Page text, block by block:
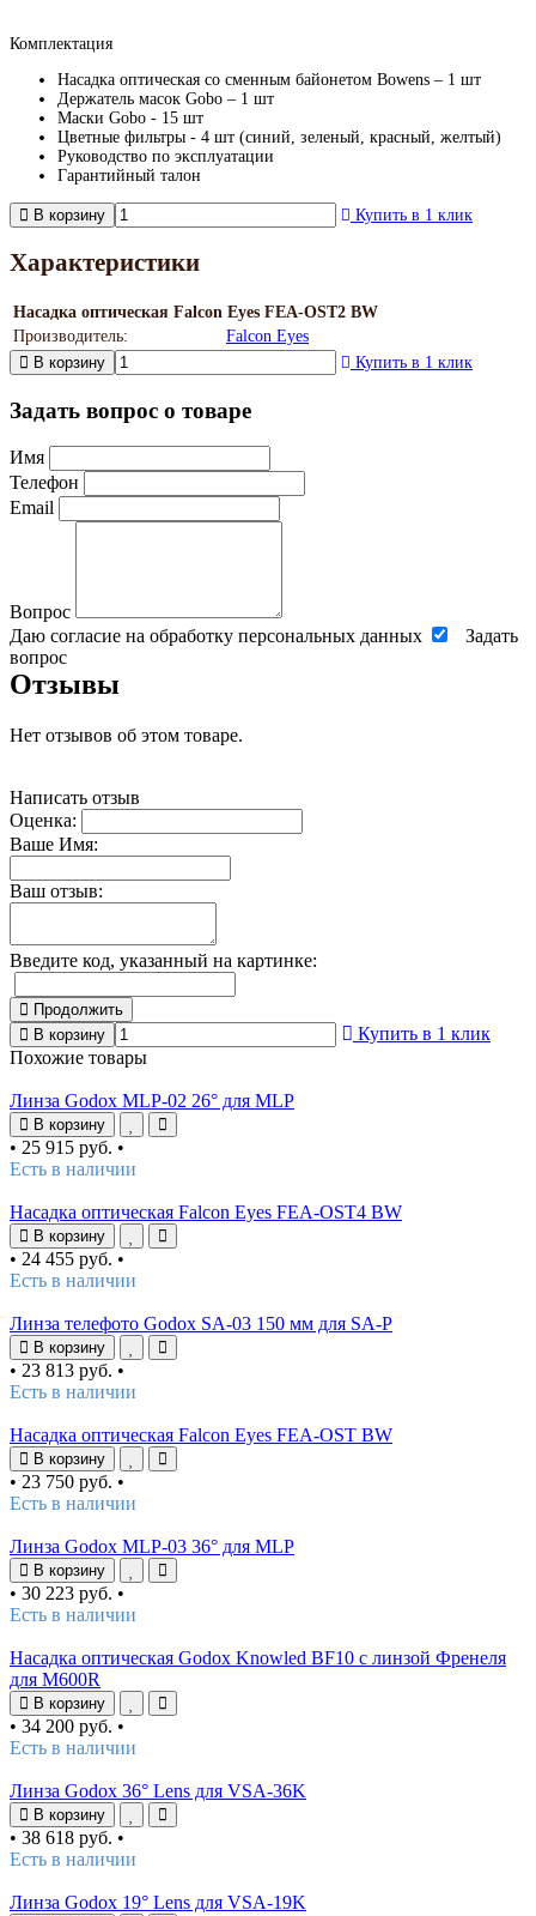
Комплектация
Насадка оптическая со сменным байонетом Bowens – 1 шт
Держатель масок Gobo – 1 шт
Маски Gobo - 15 шт
Цветные фильтры - 4 шт (синий, зеленый, красный, желтый)
Руководство по эксплуатации
Гарантийный талон
В корзину Купить в 1 клик
Характеристики
Насадка оптическая Falcon Eyes FEA-OST2 BW
Производитель:
Falcon Eyes
В корзину
Купить в 1 клик
Задать вопрос о товаре
Имя
Телефон
Email
Вопрос
Даю согласие на обработку персональных данных
Задать
вопрос
Отзывы
Нет отзывов об этом товаре.
Написать отзыв
Оценка:
Ваше Имя:
Ваш отзыв:
Введите код, указанный на картинке:
Продолжить
В корзину
Купить в 1 клик
Похожие товары
Линза Godox MLP-02 26° для MLP
В корзину
• 25 915 руб. •
Есть в наличии
Насадка оптическая Falcon Eyes FEA-OST4 BW
В корзину
• 24 455 руб. •
Есть в наличии
Линза телефото Godox SA-03 150 мм для SA-P
В корзину
• 23 813 руб. •
Есть в наличии
Насадка оптическая Falcon Eyes FEA-OST BW
В корзину
• 23 750 руб. •
Есть в наличии
Линза Godox MLP-03 36° для MLP
В корзину
• 30 223 руб. •
Есть в наличии
Насадка оптическая Godox Knowled BF10 с линзой Френеля
для M600R
В корзину
• 34 200 руб. •
Есть в наличии
Линза Godox 36° Lens для VSA-36K
В корзину
• 38 618 руб. •
Есть в наличии
Линза Godox 19° Lens для VSA-19K